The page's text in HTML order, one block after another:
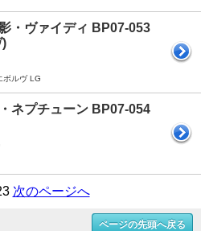
・ヴァイディ BP07-053
)
ボルヴ LG
ネプチューン BP07-054
次のページへ
ページの先頭へ戻る